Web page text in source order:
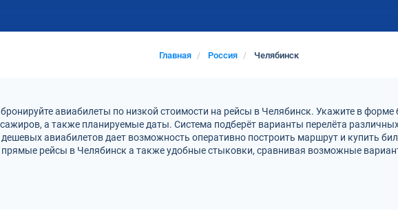
Главная Россия Челябинск
авиабилеты по низкой стоимости на рейсы в Челябинск. Укажите в форме
а также планируемые даты. Система подберёт варианты перелёта
авиабилетов дает возможность оперативно построить маршрут и купить
рейсы в Челябинск а также удобные стыковки, сравнивая возможные